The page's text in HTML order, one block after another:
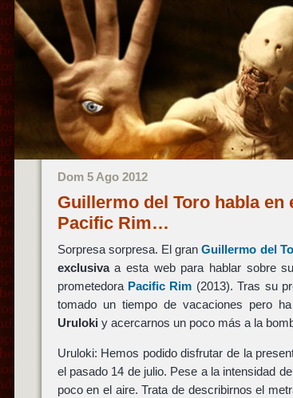
Dom 5 Ago 2012
Guillermo del Toro habla
Pacific Rim…
Sorpresa sorpresa. El granGuillermo del
exclusivaa esta web para hablar sobre
prometedora Pacific Rim (2013). Tras su
tomado un tiempo de vacaciones pero
Uruloki y acercarnos un poco más a la
Uruloki: Hemos podido disfrutar de la
el pasado 14 de julio. Pese a la intensidad
poco en el aire. Trata de describirnos el